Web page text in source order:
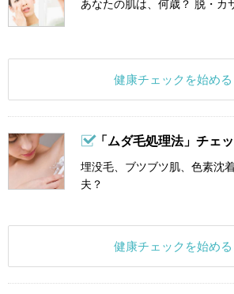
あなたの肌は、何歳？ 脱・カ
健康チェックを始める
「ムダ毛処理法」チェ
埋没毛、ブツブツ肌、色素沈
夫？
健康チェックを始める